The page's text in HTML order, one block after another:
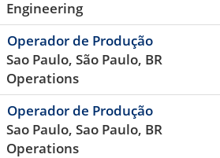
Engineering
Operador de Produção
Sao Paulo, São Paulo, BR
Operations
Operador de Produção
Sao Paulo, Sao Paulo, BR
Operations